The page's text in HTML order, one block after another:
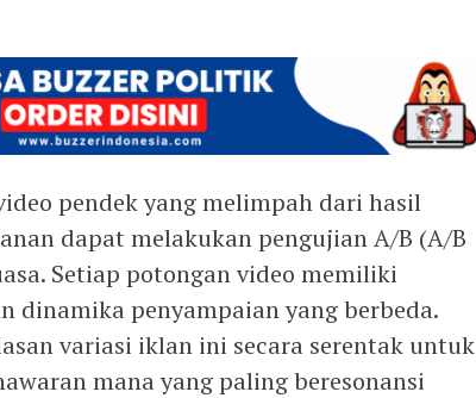
pendek yang melimpah dari hasil
dapat melakukan pengujian A/B (A/B
Setiap potongan video memiliki
dinamika penyampaian yang berbeda.
variasi iklan ini secara serentak untuk
mana yang paling beresonansi